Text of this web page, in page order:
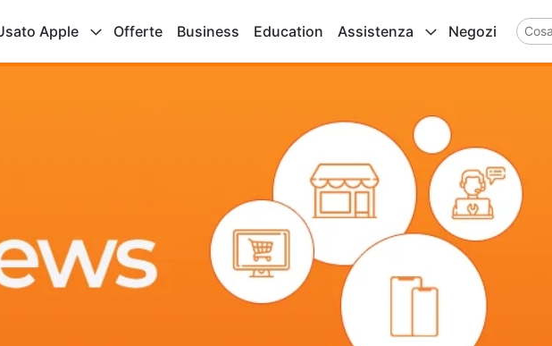
Apple Offerte Business Education Assistenza Negozi